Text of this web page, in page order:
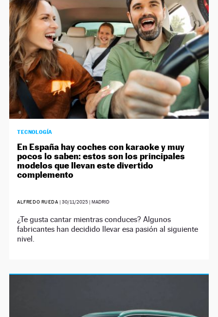
TECNOLOGÍA
En España hay coches con karaoke y muy
pocos lo saben: estos son los principales
modelos que llevan este divertido
complemento
ALFREDO RUEDA |30/11/2025 | MADRID
¿Te gusta cantar mientras conduces? Algunos
fabricantes han decidido llevar esa pasión al siguiente
nivel.